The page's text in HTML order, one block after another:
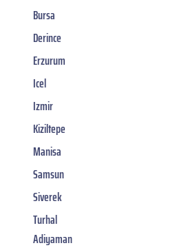
Bursa
Derince
Erzurum
Icel
Izmir
Kiziltepe
Manisa
Samsun
Siverek
Turhal
Adiyaman